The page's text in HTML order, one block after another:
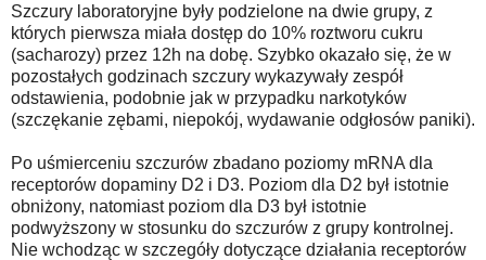
Szczury laboratoryjne były podzielone na dwie grupy, z
których pierwsza miała dostęp do 10% roztworu cukru
(sacharozy) przez 12h na dobę. Szybko okazało się, że w
pozostałych godzinach szczury wykazywały zespół
odstawienia, podobnie jak w przypadku narkotyków
(szczękanie zębami, niepokój, wydawanie odgłosów paniki).
Po uśmierceniu szczurów zbadano poziomy mRNA dla
receptorów dopaminy D2 i D3. Poziom dla D2 był istotnie
obniżony, natomiast poziom dla D3 był istotnie
podwyższony w stosunku do szczurów z grupy kontrolnej.
Nie wchodząc w szczegóły dotyczące działania receptorów